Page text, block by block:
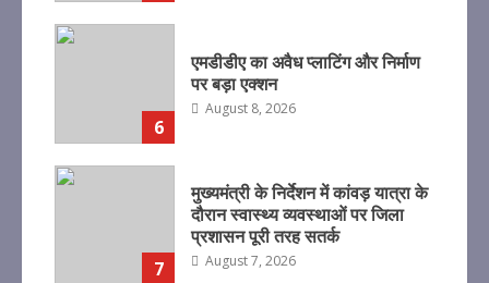
6
एमडीडीए का अवैध प्लाटिंग और निर्माण
पर बड़ा एक्शन
August 8, 2026
7
मुख्यमंत्री के निर्देशन में कांवड़ यात्रा के
दौरान स्वास्थ्य व्यवस्थाओं पर जिला
प्रशासन पूरी तरह सतर्क
August 7, 2026